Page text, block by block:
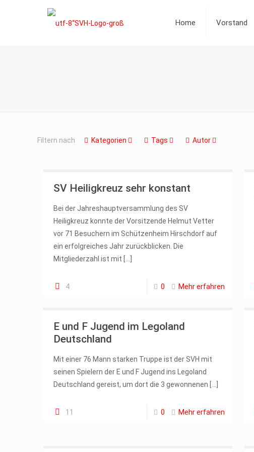
Home Vorstand
Filtern nach Kategorien Tags Autor
SV Heiligkreuz sehr konstant
Bei der Jahreshauptversammlung des SV
Heiligkreuz konnte der Vorsitzende Helmut Vetter
vor 71 Besuchern im Schützenheim Hirschdorf auf
ein erfolgreiches Jahr zurückblicken. Die
Mitgliederzahl ist mit
4 0 Mehr erfahren
E und F Jugend im Legoland
Deutschland
Mit einer 76 Mann starken Truppe ist der SVH mit
seinen Spielern der E und F Jugend ins Legoland
Deutschland gereist, um dort die 3 gewonnenen
11 0 Mehr erfahren